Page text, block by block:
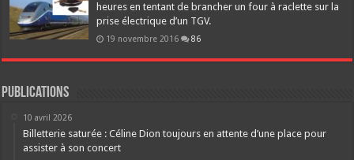
heures en tentant de brancher un four à raclette sur la
prise électrique d’un TGV.
19 novembre 2016 86
Publications
10 avril 2026
Billetterie saturée : Céline Dion toujours en attente d’une place pour
assister à son concert